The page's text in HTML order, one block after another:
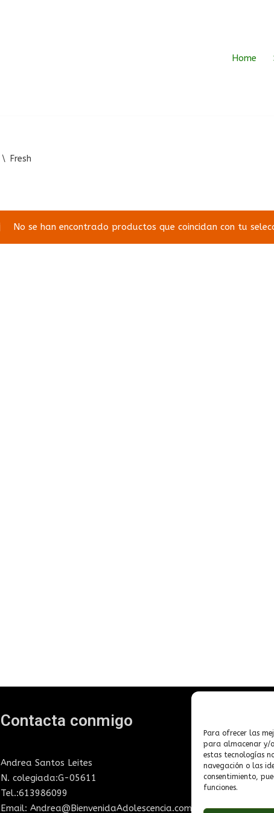
Para ofrecer las
para almacenar y/
estas tecnologías
navegación o las
consentimiento,
funciones.
Home
\ Fresh
No se han encontrado productos que coincidan con tu
Contacta conmigo
Andrea Santos Leites
N. colegiada:G-05611
Tel.:613986099
Email: Andrea@BienvenidaAdolescencia.com
Nota
Política
Política